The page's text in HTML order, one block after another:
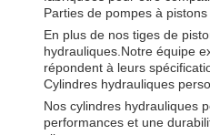
Parties de pompes à
En plus de nos tiges de
hydrauliques.Notre équipe
répondent à leurs
Cylindres hydrauliques
Nos cylindres hydrauliques
performances et une